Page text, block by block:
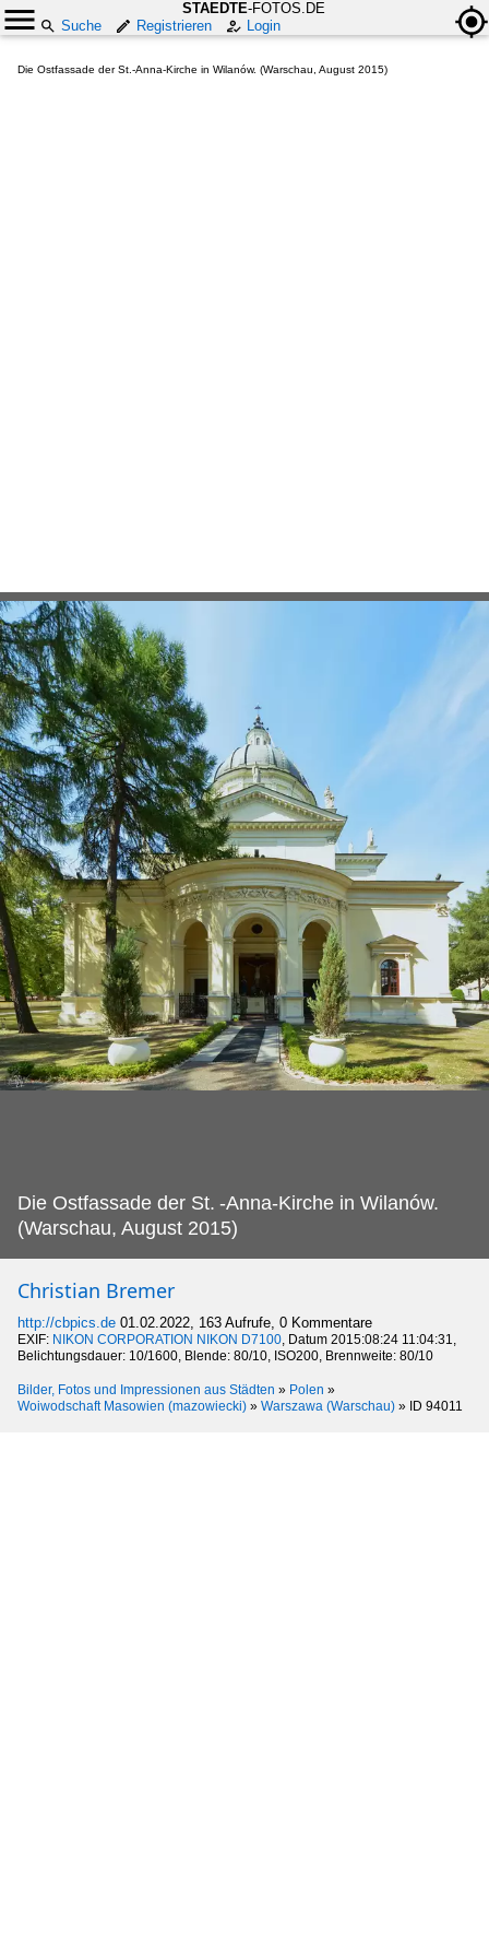
STAEDTE-FOTOS.DE
Suche
Registrieren Login
Die Ostfassade der St.-Anna-Kirche in Wilanów. (Warschau, August 2015)
Die Ostfassade der St. -Anna-Kirche in Wilanów.
(Warschau, August 2015)
Christian Bremer
http://cbpics.de 01.02.2022, 163 Aufrufe, 0 Kommentare
EXIF: NIKON CORPORATION NIKON D7100, Datum 2015:08:24 11:04:31,
Belichtungsdauer: 10/1600, Blende: 80/10, ISO200, Brennweite: 80/10
Bilder, Fotos und Impressionen aus Städten » Polen »
Woiwodschaft Masowien (mazowiecki) » Warszawa (Warschau) » ID 94011